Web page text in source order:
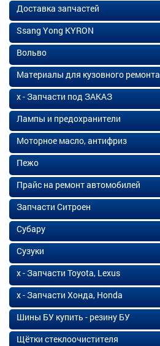
Доставка запчастей
Ssang Yong KYRON
Вольво
Материалы для кузовного ремонта
х - Запчасти под ЗАКАЗ
Лампы и предохранители
Моторное масло, антифриз
Пежо
Прайс на ремонт автомобилей
Запчасти Ситроен
Субару
Сузуки
х - Запчасти Toyota, Lexus
х - Запчасти Хонда, Honda
Шины БУ купить - резину БУ
Щётки стеклоочистителя